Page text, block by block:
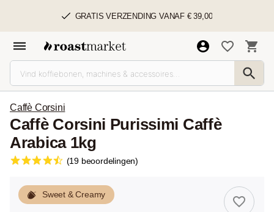
GRATIS VERZENDING VANAF € 39,00
Caffè Corsini
Caffè Corsini Purissimi Caffè
Arabica 1kg
(19 beoordelingen)
Sweet & Creamy